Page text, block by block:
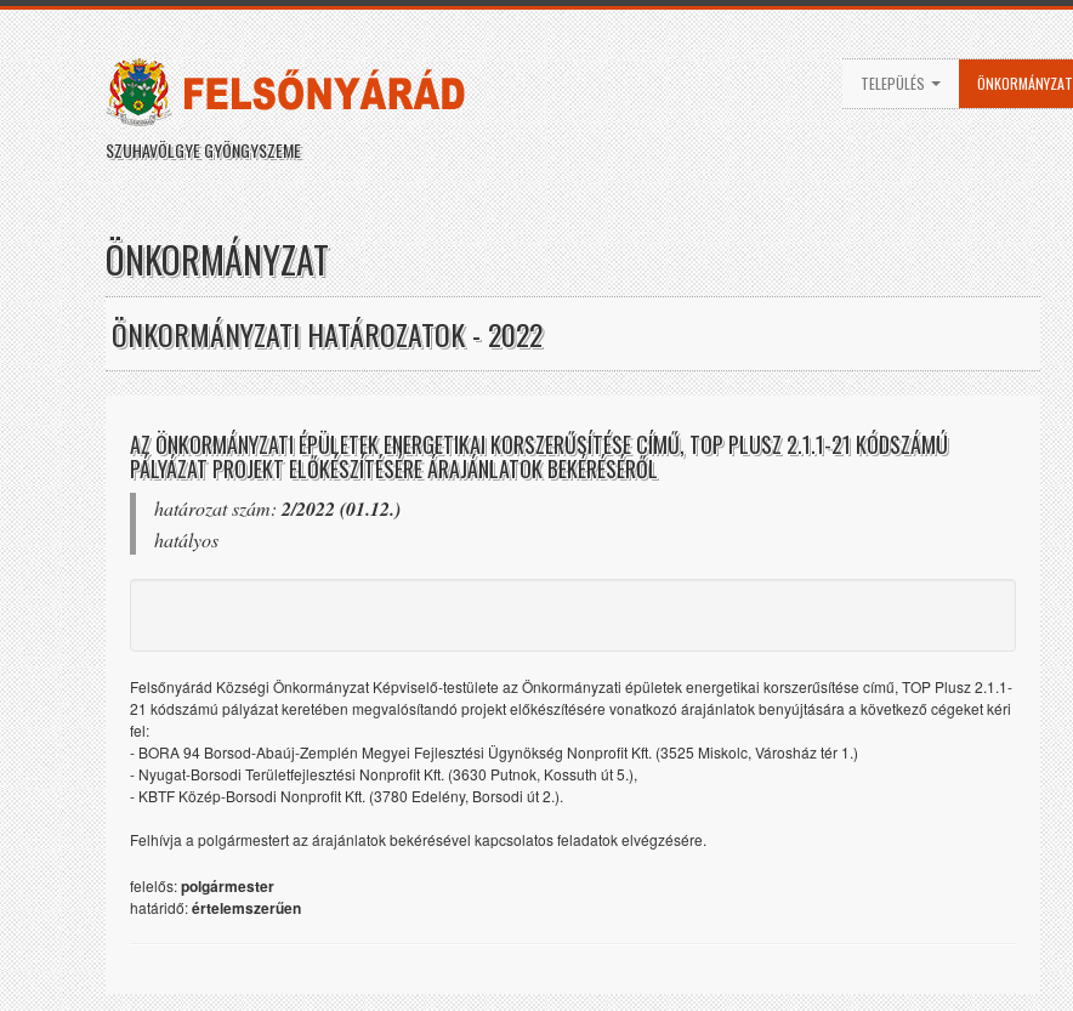
SZUHAVÖLGYE GYÖNGYSZEME
TELEPÜLÉS ÖNKORMÁNYZAT
ÖNKORMÁNYZAT
ÖNKORMÁNYZATI HATÁROZATOK - 2022
AZ ÖNKORMÁNYZATI ÉPÜLETEK ENERGETIKAI KORSZERŰSÍTÉSE CÍMŰ, TOP PLUSZ 2.1.1-21 KÓDSZÁMÚ
PÁLYÁZAT PROJEKT ELŐKÉSZÍTÉSÉRE ÁRAJÁNLATOK BEKÉRÉSÉRŐL
határozat szám: 2/2022 (01.12.)
hatályos
Felsőnyárád Községi Önkormányzat Képviselő-testülete az Önkormányzati épületek energetikai korszerűsítése című, TOP Plusz 2.1.1-
21 kódszámú pályázat keretében megvalósítandó projekt előkészítésére vonatkozó árajánlatok benyújtására a következő cégeket kéri
fel:
- BORA 94 Borsod-Abaúj-Zemplén Megyei Fejlesztési Ügynökség Nonprofit Kft. (3525 Miskolc, Városház tér 1.)
- Nyugat-Borsodi Területfejlesztési Nonprofit Kft. (3630 Putnok, Kossuth út 5.),
- KBTF Közép-Borsodi Nonprofit Kft. (3780 Edelény, Borsodi út 2.).
Felhívja a polgármestert az árajánlatok bekérésével kapcsolatos feladatok elvégzésére.
felelős:polgármester
határidő:értelemszerűen